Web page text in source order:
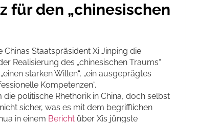
für den „chinesischen
Chinas Staatspräsident Xi Jinping die
Realisierung des „chinesischen Traums“
starken Willen“, „ein ausgeprägtes
Kompetenzen“.
politische Rhethorik in China, doch selbst
sicher, was es mit dem begrifflichen
in einem Bericht über Xis jüngste